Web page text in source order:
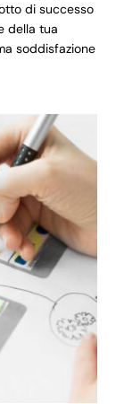
di successo
della tua
soddisfazione